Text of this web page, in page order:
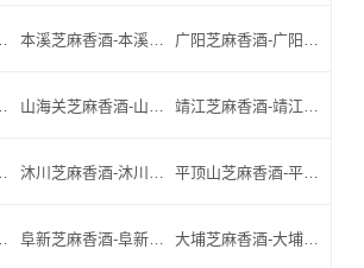
_瑞昌芝麻香酒厂家 本溪芝麻香酒-本溪名酒-本溪小北门_本溪芝麻香酒厂家 广阳芝麻香酒-广阳名酒-广阳小北门_广阳芝麻香酒厂家
_临淄芝麻香酒厂家 山海关芝麻香酒-山海关名酒-山海关小北门_山海关芝麻香酒厂家 靖江芝麻香酒-靖江名酒-靖江小北门_靖江芝麻香酒厂家
化芝麻香酒厂家 沐川芝麻香酒-沐川名酒-沐川小北门_沐川芝麻香酒厂家 平顶山芝麻香酒-平顶山名酒-平顶山小北门_平顶山芝麻香酒厂家
滋芝麻香酒厂家 阜新芝麻香酒-阜新名酒-阜新小北门_阜新芝麻香酒厂家 大埔芝麻香酒-大埔名酒-大埔小北门_大埔芝麻香酒厂家